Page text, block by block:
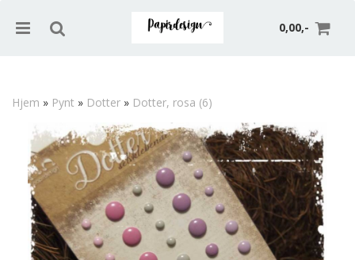
0,00,-
Hjem » Pynt » Dotter » Dotter, rosa (6)
Trykk ENTER for å søke